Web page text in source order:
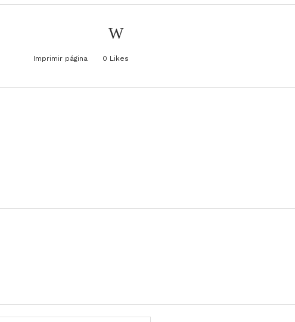
Imprimir página 0 Likes